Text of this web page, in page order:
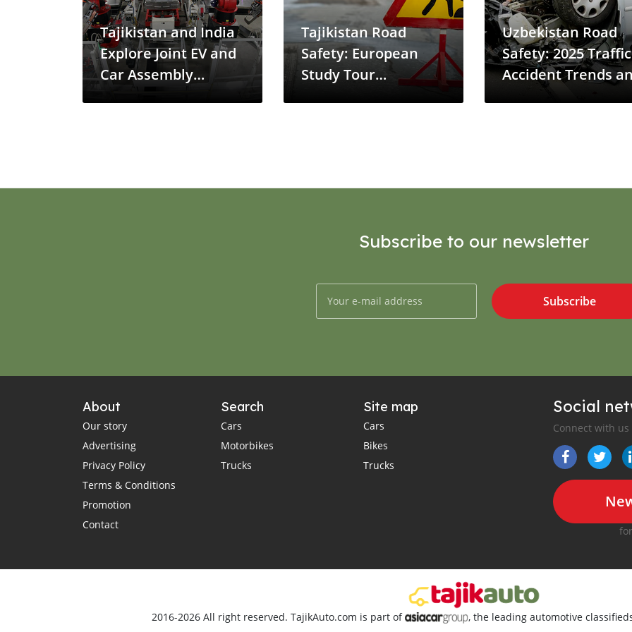
Tajikistan and India
Explore Joint EV and
Car Assembly
Tajikistan Road
Safety: European
Study Tour
Uzbekistan Road
Safety: 2025 Traffic
Accident Trends
Fatalities
Subscribe to our newsletter
Subscribe
About
Our story
Advertising
Privacy Policy
Terms & Conditions
Promotion
Contact
Search
Cars
Motorbikes
Trucks
Site map
Cars
Bikes
Trucks
Social
Connect with us
2016-2026 All right reserved. TajikAuto.com is part of , the leading automotive